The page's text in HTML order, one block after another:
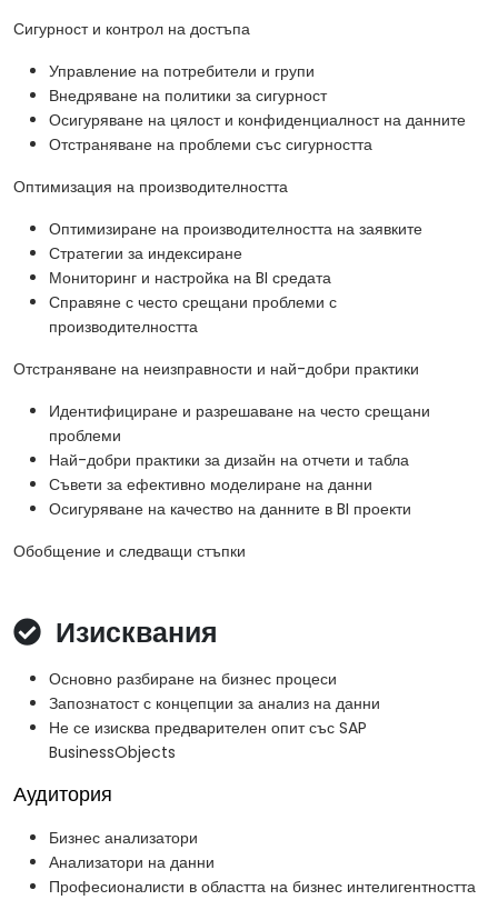
Сигурност и контрол на достъпа
Управление на потребители и групи
Внедряване на политики за сигурност
Осигуряване на цялост и конфиденциалност на данните
Отстраняване на проблеми със сигурността
Оптимизация на производителността
Оптимизиране на производителността на заявките
Стратегии за индексиране
Мониторинг и настройка на BI средата
Справяне с често срещани проблеми с
производителността
Отстраняване на неизправности и най-добри практики
Идентифициране и разрешаване на често срещани
проблеми
Най-добри практики за дизайн на отчети и табла
Съвети за ефективно моделиране на данни
Осигуряване на качество на данните в BI проекти
Обобщение и следващи стъпки
Изисквания
Основно разбиране на бизнес процеси
Запознатост с концепции за анализ на данни
Не се изисква предварителен опит със SAP
BusinessObjects
Аудитория
Бизнес анализатори
Анализатори на данни
Професионалисти в областта на бизнес интелигентността